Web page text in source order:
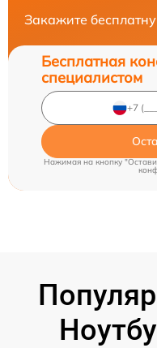
Закажите
Бесплатная
специалистом
Нажимая на кнопку